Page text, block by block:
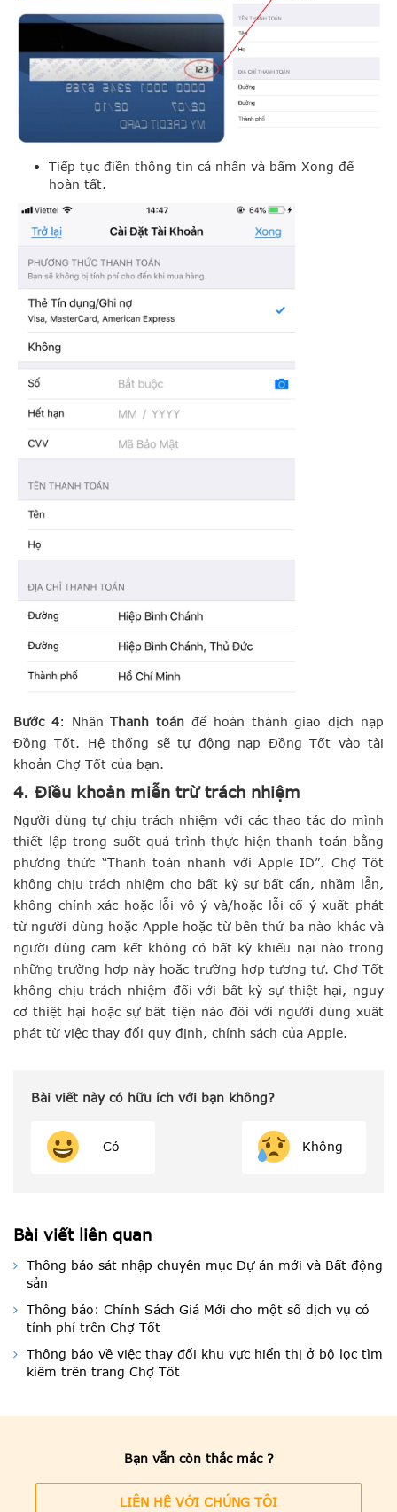
Tiếp tục điền thông tin cá nhân và bấm Xong để
hoàn tất.
Bước 4: Nhấn Thanh toán để hoàn thành giao dịch nạp
Đồng Tốt. Hệ thống sẽ tự động nạp Đồng Tốt vào tài
khoản Chợ Tốt của bạn.
4. Điều khoản miễn trừ trách nhiệm
Người dùng tự chịu trách nhiệm với các thao tác do mình
thiết lập trong suốt quá trình thực hiện thanh toán bằng
phương thức “Thanh toán nhanh với Apple ID”. Chợ Tốt
không chịu trách nhiệm cho bất kỳ sự bất cẩn, nhầm lẫn,
không chính xác hoặc lỗi vô ý và/hoặc lỗi cố ý xuất phát
từ người dùng hoặc Apple hoặc từ bên thứ ba nào khác và
người dùng cam kết không có bất kỳ khiếu nại nào trong
những trường hợp này hoặc trường hợp tương tự. Chợ Tốt
không chịu trách nhiệm đối với bất kỳ sự thiệt hại, nguy
cơ thiệt hại hoặc sự bất tiện nào đối với người dùng xuất
phát từ việc thay đổi quy định, chính sách của Apple.
Bài viết này có hữu ích với bạn không?
Có Không
Bài viết liên quan
Thông báo sát nhập chuyên mục Dự án mới và Bất động
sản
Thông báo: Chính Sách Giá Mới cho một số dịch vụ có
tính phí trên Chợ Tốt
Thông báo về việc thay đổi khu vực hiển thị ở bộ lọc tìm
kiếm trên trang Chợ Tốt
Bạn vẫn còn thắc mắc ?
LIÊN HỆ VỚI CHÚNG TÔI